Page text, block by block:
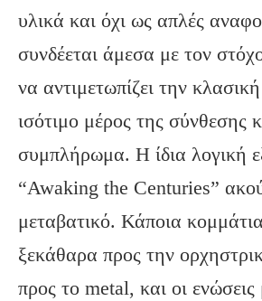
υλικά και όχι ως απλές
συνδέεται άμεσα με τον
να αντιμετωπίζει την
ισότιμο μέρος της σύνθεσης
συμπλήρωμα. Η ίδια λογική
“Awaking the Centuries”
μεταβατικό. Κάποια
ξεκάθαρα προς την
προς το metal, και οι ενώσεις